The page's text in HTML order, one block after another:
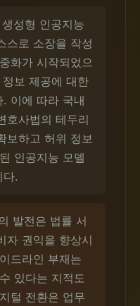
성형 인공지능
스로 소장을 작성
화가 시작되었으
보 제공에 대한
이에 따라 국내
호사법의 테두리
보하고 허위 정보
인공지능 모델
다.
발전은 법률 서
자 권익을 향상시
드라인 부재는
있다는 지적도
털 전환은 업무